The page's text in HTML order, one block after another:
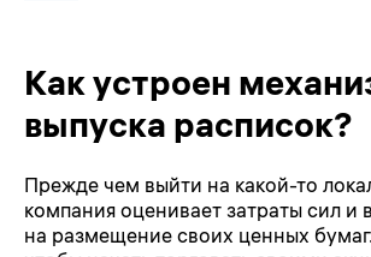
Как устроен
выпуска расписок?
Прежде чем выйти на какой-то
компания оценивает затраты сил и
на размещение своих ценных